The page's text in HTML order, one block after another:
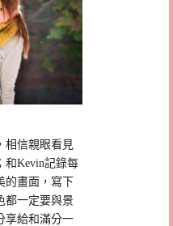
相信親眼看見
和Kevin記錄每
的畫面，寫下
都一定要與景
享給和滿分一